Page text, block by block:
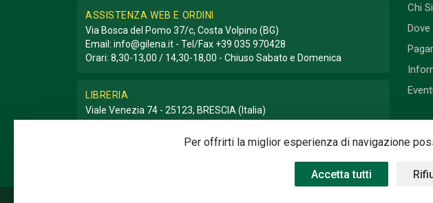
Per offrirti la miglior esperienza di navigazione
Accetta tutti
ASSISTENZA WEB E ORDINI
Via Bosca del Pomo 37/c, Costa Volpino (BG)
Email: info@gilena.it - Tel/Fax +39 035 970428
Orari: 8,30-13,00 / 14,30-18,00 - Chiuso Sabato e Domenica
LIBRERIA
Viale Venezia 74 - 25123, BRESCIA (Italia)
Email:libreria@gilena.it- Tel/Fax+39 030 3776786
Orari: 9,30-12,30 / 15,30-19,30 - Chiuso Domenica e Lunedì
Chi
Dove
Eventi